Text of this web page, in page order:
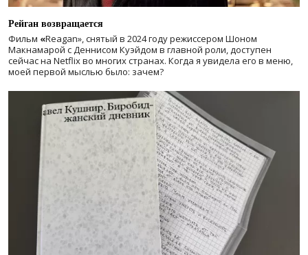
Рейган возвращается
Фильм «Reagan», снятый в 2024 годурежиссером Шоном
Макнамарой с Деннисом Куэйдом в главной роли, доступен
сейчас на Netflix во многих странах. Когда я увидела его в меню,
моей первой мыслью было: зачем?